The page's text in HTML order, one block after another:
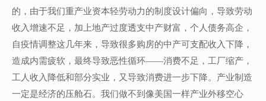
的，由于我们重产业资本轻劳动力的制度设计偏向，导致劳动
收入增速不足，加上地产过度透支中产财富，个人债务高企，
自疫情调整这几年来，导致很多购房的中产可支配收入下降，
造成内需疲软，最终导致恶性循环——消费不足，工厂缩产，
工人收入降低和部分实业，又导致消费进一步下降。产业制造
一定是经济的压舱石。我们做不到像美国一样产业外移空心